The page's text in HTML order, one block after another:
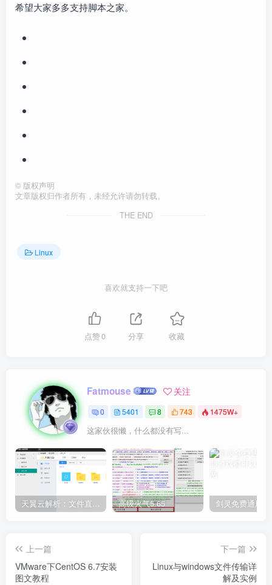
希望大家多多支持脚本之家。
© 版权声明
文章版权归作者所有，未经允许请勿转载。
THE END
Linux
喜欢就支持一下吧
点赞0 分享 收藏
Fatmouse 关注
0 5401 8 743 1475W+
这家伙很懒，什么都没有写...
天翼云解析：文件直链获取源码 高级火气5.65
上一篇
VMware下CentOS 6.7安装
图文教程
下一篇
Linux与windows文件传输详
解及实例